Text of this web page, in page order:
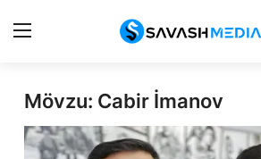
Reklam
Gündəm
Mövzu: Cabir İmanov